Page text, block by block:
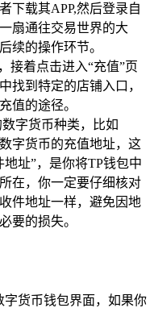
下载其APP,然后登录自
扇通往交易世界的大
续的操作环节。
接着点击进入“充值”页
找到特定的店铺入口，
值的途径。
字货币种类，比如
字货币的充值地址，这
址”，是你将TP钱包中
在，你一定要仔细核对
件地址一样，避免因地
要的损失。
字货币钱包界面，如果你